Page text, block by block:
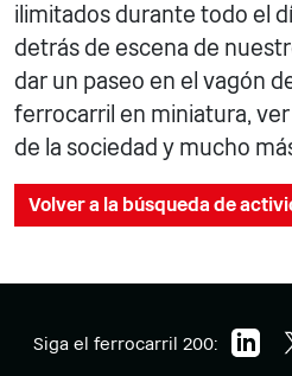
ilimitados durante todo el
detrás de escena de
dar un paseo en el vagón
ferrocarril en miniatura,
de la sociedad y mucho
Volver a la búsqueda de
Siga el ferrocarril 200: